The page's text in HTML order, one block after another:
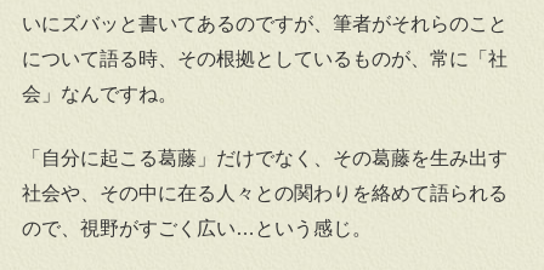
いにズバッと書いてあるのですが、筆者がそれらのこと
について語る時、その根拠としているものが、常に「社
会」なんですね。
「自分に起こる葛藤」だけでなく、その葛藤を生み出す
社会や、その中に在る人々との関わりを絡めて語られる
ので、視野がすごく広い…という感じ。